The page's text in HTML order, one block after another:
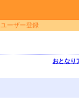
ユーザー登録
おとなり